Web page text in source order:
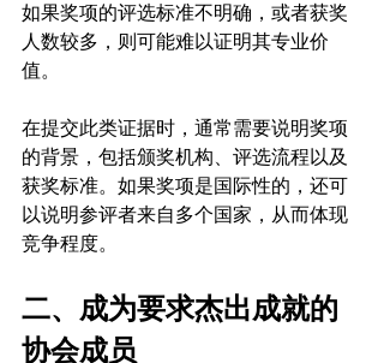
如果奖项的评选标准不明确，或者获奖
人数较多，则可能难以证明其专业价
值。
在提交此类证据时，通常需要说明奖项
的背景，包括颁奖机构、评选流程以及
获奖标准。如果奖项是国际性的，还可
以说明参评者来自多个国家，从而体现
竞争程度。
二、成为要求杰出成就的
协会成员